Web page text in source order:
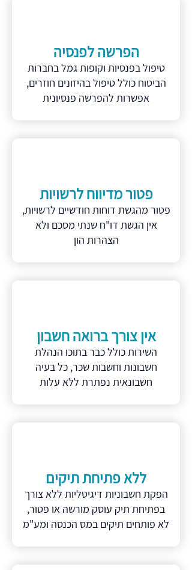
הפרשה לפנסיה
טיפול בפנסיות וקופות גמל בחברות
הביטוח כולל טיפול בהיזונים חוזרים,
אפשרות להפרשה פנסיונית
פטור מדיווח לרשויות
פטור מהגשת דוחות חודשיים לרשויות,
אין הגשת דו"ח שנתי מסכם ולא
הצהרות הון
אין צורך ברואה חשבון
השירות כולל כבר בתוכו הנהלת
חשבונות וחשבות שכר, כל בעיה
חשבונאית נפתרת ללא עלות
ללא פתיחת תיקים
הפקת חשבוניות דיגיטליות ללא צורך
בפתיחת תיק עוסק מורשה או פטור,
לא פותחים תיקים במס הכנסה ומע"מ